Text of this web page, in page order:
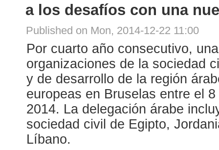
a los desafíos con una
Published on Mon, 2014-12-22 11:00
Por cuarto año consecutivo,
organizaciones de la sociedad
y de desarrollo de la región
europeas en Bruselas entre el
2014. La delegación árabe
sociedad civil de Egipto,
Líbano.